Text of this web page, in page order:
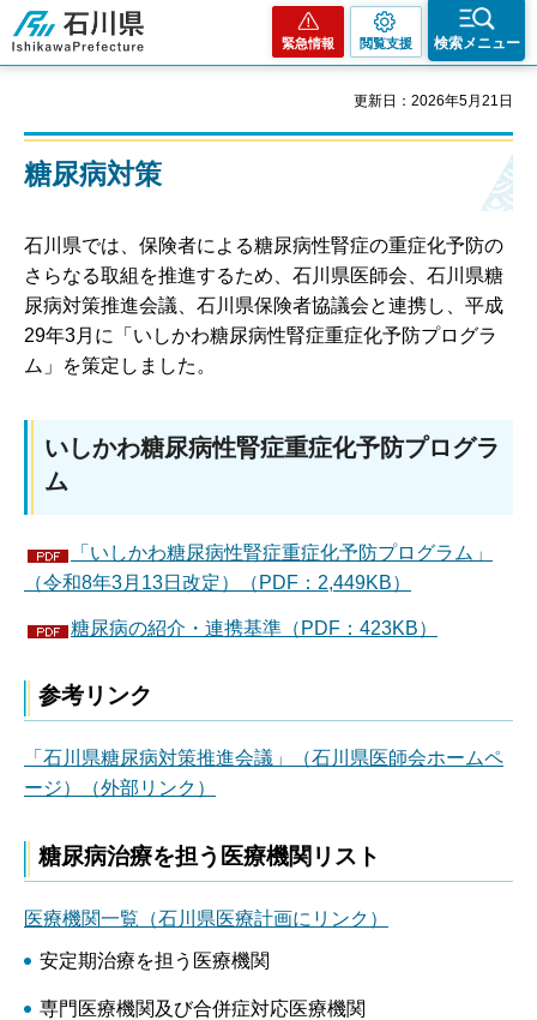
石川県
緊急情報 閲覧支援 検索メニュー
更新日：2026年5月21日
糖尿病対策
石川県では、保険者による糖尿病性腎症の重症化予防の
さらなる取組を推進するため、石川県医師会、石川県糖
尿病対策推進会議、石川県保険者協議会と連携し、平成
29年3月に「いしかわ糖尿病性腎症重症化予防プログラ
ム」を策定しました。
いしかわ糖尿病性腎症重症化予防プログラ
ム
「いしかわ糖尿病性腎症重症化予防プログラム」
（令和8年3月13日改定）（PDF：2,449KB）
糖尿病の紹介・連携基準（PDF：423KB）
参考リンク
「石川県糖尿病対策推進会議」（石川県医師会ホームペ
ージ）（外部リンク）
糖尿病治療を担う医療機関リスト
医療機関一覧（石川県医療計画にリンク）
安定期治療を担う医療機関
専門医療機関及び合併症対応医療機関